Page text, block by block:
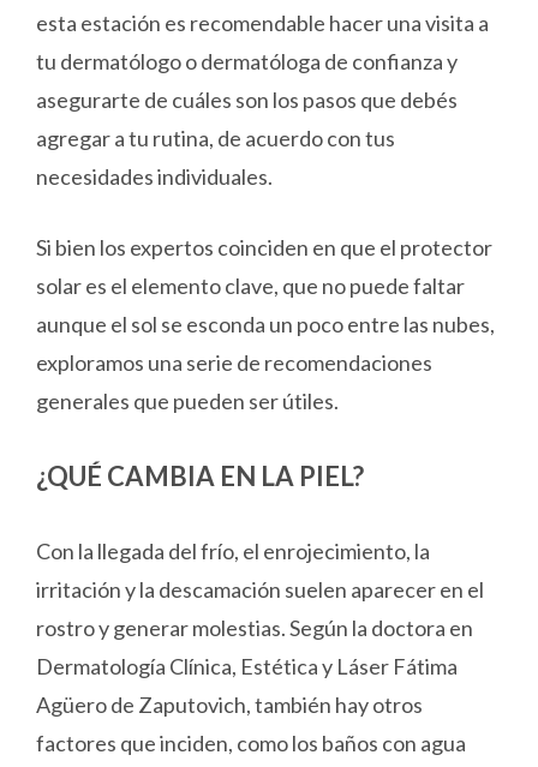
esta estación es recomendable hacer una visita a
tu dermatólogo o dermatóloga de confianza y
asegurarte de cuáles son los pasos que debés
agregar a tu rutina, de acuerdo con tus
necesidades individuales.
Si bien los expertos coinciden en que el protector
solar es el elemento clave, que no puede faltar
aunque el sol se esconda un poco entre las nubes,
exploramos una serie de recomendaciones
generales que pueden ser útiles.
¿QUÉ CAMBIA EN LA PIEL?
Con la llegada del frío, el enrojecimiento, la
irritación y la descamación suelen aparecer en el
rostro y generar molestias. Según la doctora en
Dermatología Clínica, Estética y Láser Fátima
Agüero de Zaputovich, también hay otros
factores que inciden, como los baños con agua